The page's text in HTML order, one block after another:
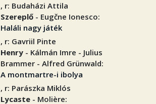
, r: Budaházi Attila
Szereplő - Eugčne Ionesco:
Haláli nagy játék
, r: Gavriil Pinte
Henry - Kálmán Imre - Julius
Brammer - Alfred Grünwald:
A montmartre-i ibolya
, r: Parászka Miklós
Lycaste - Molière: